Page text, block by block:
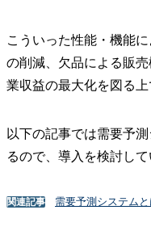
こういった性能・機能
の削減、欠品による販
業収益の最大化を図る上
以下の記事では需要予
るので、導入を検討し
関連記事 需要予測システム